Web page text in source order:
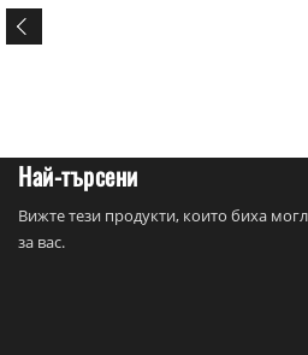
Най-търсени
Вижте тези продукти, които биха
за вас.